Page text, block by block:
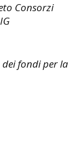
Consorzi
fondi per la